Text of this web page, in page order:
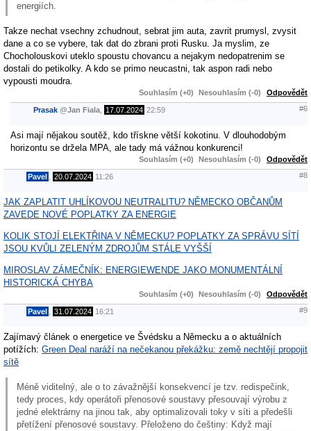
energiích.
Takze nechat vsechny zchudnout, sebrat jim auta, zavrit prumysl, zvysit
dane a co se vybere, tak dat do zbrani proti Rusku. Ja myslim, ze
Chocholouskovi uteklo spoustu chovancu a nejakym nedopatrenim se
dostali do petikolky. A kdo se primo neucastni, tak aspon radi nebo
vypousti moudra.
Souhlasím (+0) Nesouhlasím (-0) Odpovědět
Prasak @Jan Fiala 17.07.2024 22:59 #6
Asi mají nějakou soutěž, kdo třískne větší kokotinu. V dlouhodobým
horizontu se držela MPA, ale tady má vážnou konkurenci!
Souhlasím (+0) Nesouhlasím (-0) Odpovědět
Pavel 20.07.2024 11:26 #8
JAK ZAPLATIT UHLÍKOVOU NEUTRALITU? NĚMECKO OBČANŮM
ZAVEDE NOVÉ POPLATKY ZA ENERGIE
KOLIK STOJÍ ELEKTŘINA V NĚMECKU? POPLATKY ZA SPRÁVU SÍTÍ
JSOU KVŮLI ZELENÝM ZDROJŮM STÁLE VYŠŠÍ
MIROSLAV ZÁMEČNÍK: ENERGIEWENDE JAKO MONUMENTÁLNÍ
HISTORICKÁ CHYBA
Souhlasím (+0) Nesouhlasím (-0) Odpovědět
Pavel 31.07.2024 16:21 #9
Zajímavý článek o energetice ve Švédsku a Německu a o aktuálních
potížích: Green Deal naráží na nečekanou překážku: země nechtějí propojit
sítě
Méně viditelný, ale o to závažnější konsekvencí je tzv. redispečink,
tedy proces, kdy operátoři přenosové soustavy přesouvají výrobu z
jedné elektrárny na jinou tak, aby optimalizovali toky v síti a předešli
přetížení přenosové soustavy. Přeloženo do češtiny: Když mají